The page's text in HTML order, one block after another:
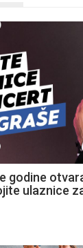
godine
ulaznice